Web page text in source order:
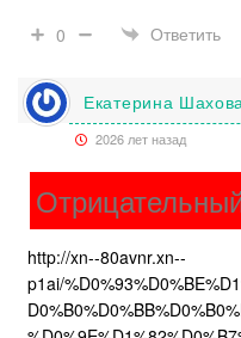
0
Ответить
Екатерина
2026 лет назад
http://xn--80avnr.xn--
p1ai/